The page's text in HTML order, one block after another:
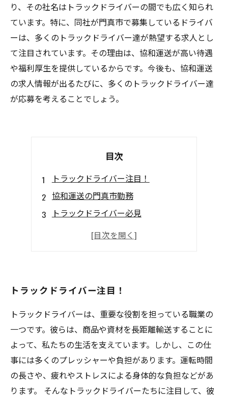
り、その社名はトラックドライバーの間でも広く知られ
ています。特に、同社が門真市で募集しているドライバ
ーは、多くのトラックドライバー達が熱望する求人とし
て注目されています。その理由は、協和運送が高い待遇
や福利厚生を提供しているからです。今後も、協和運送
の求人情報が出るたびに、多くのトラックドライバー達
が応募を考えることでしょう。
目次
トラックドライバー注目！
協和運送の門真市勤務
トラックドライバー必見
協和運送の門真市勤務
トラックドライバー注目！
トラックドライバーは、重要な役割を担っている職業の
一つです。彼らは、商品や資材を長距離輸送することに
よって、私たちの生活を支えています。しかし、この仕
事には多くのプレッシャーや負担があります。運転時間
の長さや、疲れやストレスによる身体的な負担などがあ
ります。 そんなトラックドライバーたちに注目して、彼